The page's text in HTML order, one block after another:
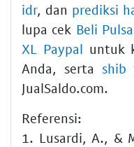
idr, dan prediksi
lupa cek Beli
XL Paypal untuk
Anda, serta
JualSaldo.com.
Referensi:
1. Lusardi, A., &